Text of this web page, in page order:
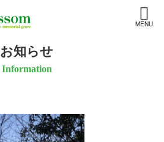
MENU
お知らせ
Information